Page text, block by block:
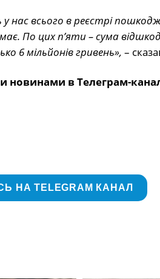
у нас всього в реєстрі
По цих п’яти – сума
6 мільйонів гривень», –
новинами в Телеграм-
НА TELEGRAM КАНАЛ